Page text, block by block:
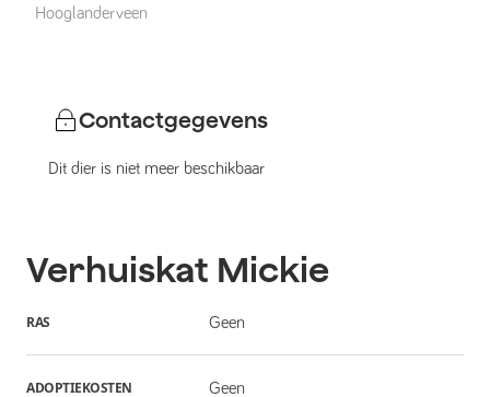
Hooglanderveen
Contactgegevens
Dit dier is niet meer beschikbaar
Verhuiskat Mickie
RAS Geen
ADOPTIEKOSTEN Geen